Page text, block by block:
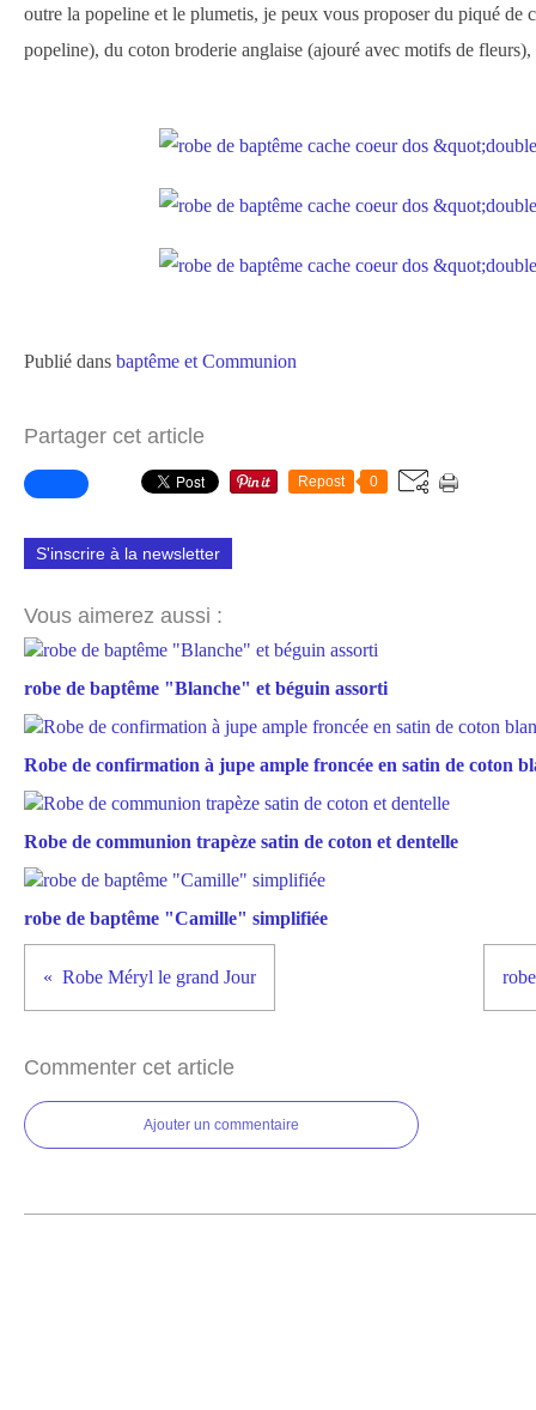
outre la popeline et le plumetis, je peux vous proposer du piqué de
popeline), du coton broderie anglaise (ajouré avec motifs de
Publié dans baptême et Communion
Partager cet article
Repost 0
S'inscrire à la newsletter
Vous aimerez aussi :
robe de baptême "Blanche" et béguin assorti
Robe de confirmation à jupe ample froncée en satin de coton
Robe de communion trapèze satin de coton et dentelle
robe de baptême "Camille" simplifiée
Robe Méryl le grand Jour
Commenter cet article
Ajouter un commentaire